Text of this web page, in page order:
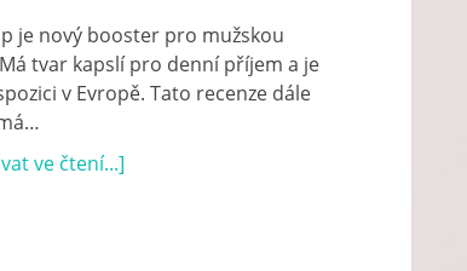
je nový booster pro mužskou
tvar kapslí pro denní příjem a je
v Evropě. Tato recenze dále
ve čtení...]